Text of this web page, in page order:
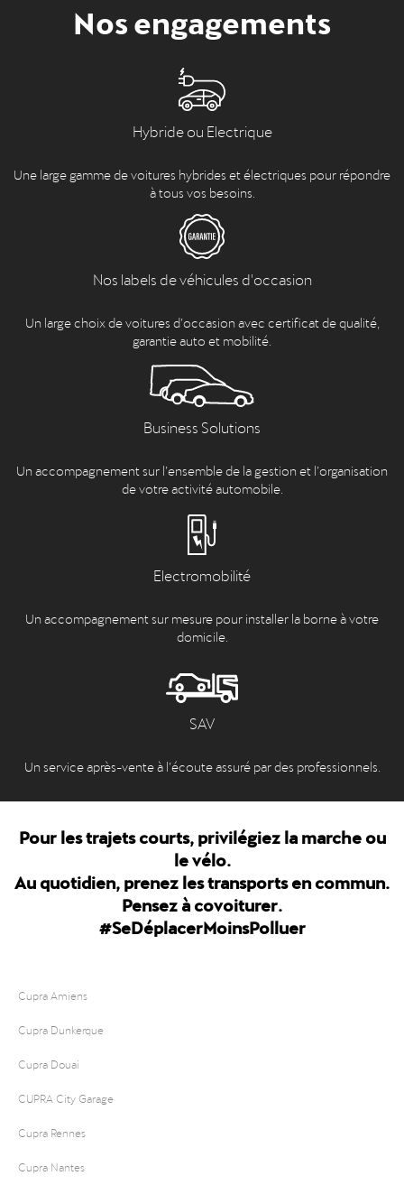
Nos engagements
Hybride ou Electrique
Une large gamme de voitures hybrides et électriques pour répondre
à tous vos besoins.
Nos labels de véhicules d'occasion
Un large choix de voitures d’occasion avec certificat de qualité,
garantie auto et mobilité.
Business Solutions
Un accompagnement sur l’ensemble de la gestion et l’organisation
de votre activité automobile.
Electromobilité
Un accompagnement sur mesure pour installer la borne à votre
domicile.
SAV
Un service après-vente à l’écoute assuré par des professionnels.
Pour les trajets courts, privilégiez la marche ou
le vélo.
Au quotidien, prenez les transports en commun.
Pensez à covoiturer.
#SeDéplacerMoinsPolluer
Cupra Amiens
Cupra Dunkerque
Cupra Douai
CUPRA City Garage
Cupra Rennes
Cupra Nantes